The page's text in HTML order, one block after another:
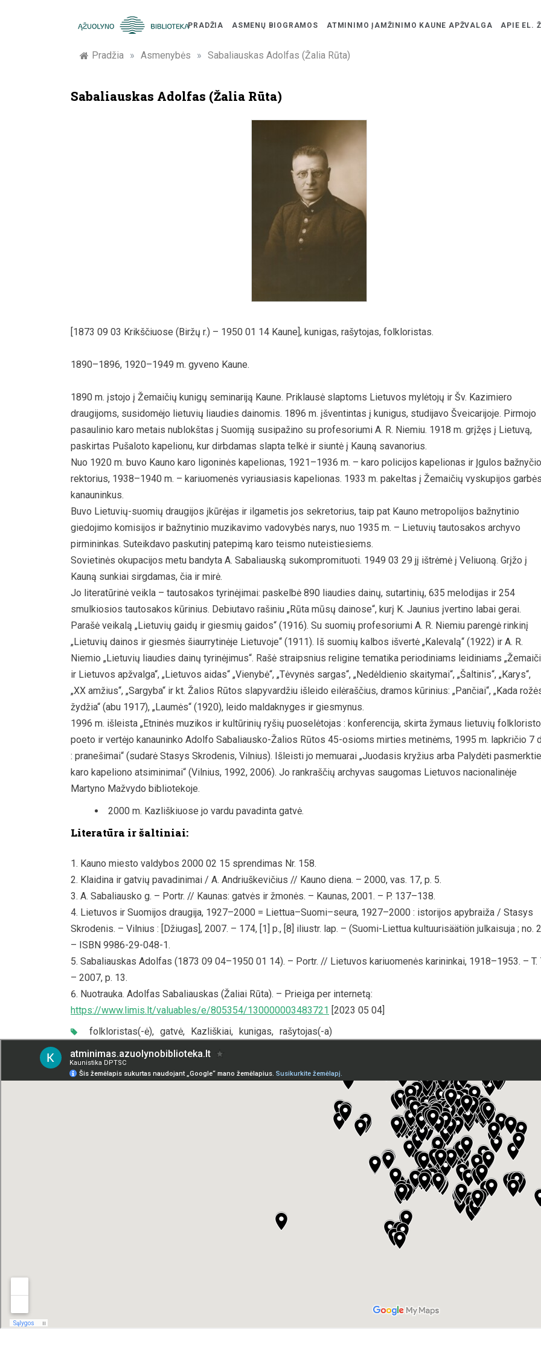
Žymūs
Kauno
PRADŽIA ASMENŲ BIOGRAMOS ATMINIMO ĮAMŽINIMO KAUNE APŽVALGA APIE EL.
Pradžia » Asmenybės » Sabaliauskas Adolfas (Žalia Rūta)
Sabaliauskas Adolfas (Žalia Rūta)
[1873 09 03 Krikščiuose (Biržų r.) – 1950 01 14 Kaune], kunigas, rašytojas, folkloristas.
1890–1896, 1920–1949 m. gyveno Kaune.
1890 m. įstojo į Žemaičių kunigų seminariją Kaune. Priklausė slaptoms Lietuvos mylėtojų ir Šv. Kazimiero
draugijoms, susidomėjo lietuvių liaudies dainomis. 1896 m. įšventintas į kunigus, studijavo Šveicarijoje. Pirmojo
pasaulinio karo metais nublokštas į Suomiją susipažino su profesoriumi A. R. Niemiu. 1918 m. grįžęs į Lietuvą,
paskirtas Pušaloto kapelionu, kur dirbdamas slapta telkė ir siuntė į Kauną savanorius.
Nuo 1920 m. buvo Kauno karo ligoninės kapelionas, 1921–1936 m. – karo policijos kapelionas ir Įgulos
rektorius, 1938–1940 m. – kariuomenės vyriausiasis kapelionas. 1933 m. pakeltas į Žemaičių vyskupijos garbės
kanauninkus.
Buvo Lietuvių-suomių draugijos įkūrėjas ir ilgametis jos sekretorius, taip pat Kauno metropolijos bažnytinio
giedojimo komisijos ir bažnytinio muzikavimo vadovybės narys, nuo 1935 m. – Lietuvių tautosakos archyvo
pirmininkas. Suteikdavo paskutinį patepimą karo teismo nuteistiesiems.
Sovietinės okupacijos metu bandyta A. Sabaliauską sukompromituoti. 1949 03 29 jį ištrėmė į Veliuoną. Grįžo į
Kauną sunkiai sirgdamas, čia ir mirė.
Jo literatūrinė veikla – tautosakos tyrinėjimai: paskelbė 890 liaudies dainų, sutartinių, 635 melodijas ir 254
smulkiosios tautosakos kūrinius. Debiutavo rašiniu „Rūta mūsų dainose“, kurį K. Jaunius įvertino labai gerai.
Parašė veikalą „Lietuvių gaidų ir giesmių gaidos“ (1916). Su suomių profesoriumi A. R. Niemiu parengė rinkinį
„Lietuvių dainos ir giesmės šiaurrytinėje Lietuvoje“ (1911). Iš suomių kalbos išvertė „Kalevalą“ (1922) ir A. R.
Niemio „Lietuvių liaudies dainų tyrinėjimus“. Rašė straipsnius religine tematika periodiniams leidiniams
ir Lietuvos apžvalga“, „Lietuvos aidas“ „Vienybė“, „Tėvynės sargas“, „Nedėldienio skaitymai“, „Šaltinis“, „Karys“,
„XX amžius“, „Sargyba“ ir kt. Žalios Rūtos slapyvardžiu išleido eilėraščius, dramos kūrinius: „Pančiai“, „Kada
žydžia“ (abu 1917), „Laumės“ (1920), leido maldaknyges ir giesmynus.
1996 m. išleista „Etninės muzikos ir kultūrinių ryšių puoselėtojas : konferencija, skirta žymaus lietuvių
poeto ir vertėjo kanauninko Adolfo Sabaliausko-Žalios Rūtos 45-osioms mirties metinėms, 1995 m. lapkričio 7
: pranešimai“ (sudarė Stasys Skrodenis, Vilnius). Išleisti jo memuarai „Juodasis kryžius arba Palydėti
karo kapeliono atsiminimai“ (Vilnius, 1992, 2006). Jo rankraščių archyvas saugomas Lietuvos nacionalinėje
Martyno Mažvydo bibliotekoje.
2000 m. Kazliškiuose jo vardu pavadinta gatvė.
Literatūra ir šaltiniai:
Kauno miesto valdybos 2000 02 15 sprendimas Nr. 158.
Klaidina ir gatvių pavadinimai / A. Andriuškevičius // Kauno diena. – 2000, vas. 17, p. 5.
A. Sabaliausko g. – Portr. // Kaunas: gatvės ir žmonės. – Kaunas, 2001. – P. 137–138.
Lietuvos ir Suomijos draugija, 1927–2000 = Liettua–Suomi–seura, 1927–2000 : istorijos apybraiža / Stasys
Skrodenis. – Vilnius : [Džiugas], 2007. – 174, [1] p., [8] iliustr. lap. – (Suomi-Liettua kultuurisäätiön julkaisuja ; no.
– ISBN 9986-29-048-1.
Sabaliauskas Adolfas (1873 09 04–1950 01 14). – Portr. // Lietuvos kariuomenės karininkai, 1918–1953. – T.
– 2007, p. 13.
Nuotrauka. Adolfas Sabaliauskas (Žaliai Rūta). – Prieiga per internetą:
https://www.limis.lt/valuables/e/805354/130000003483721 [2023 05 04]
folkloristas(-ė), gatvė, Kazliškiai, kunigas, rašytojas(-a)